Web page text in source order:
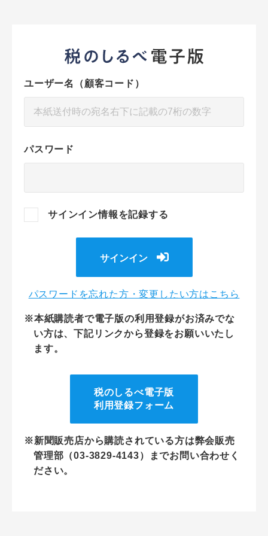
ユーザー名（顧客コード）
パスワード
サインイン情報を記録する
サインイン
パスワードを忘れた方・変更したい方はこちら
※本紙購読者で電子版の利用登録がお済みでな
い方は、下記リンクから登録をお願いいたし
ます。
税のしるべ電子版
利用登録フォーム
※新聞販売店から購読されている方は弊会販売
管理部（03-3829-4143）までお問い合わせく
ださい。